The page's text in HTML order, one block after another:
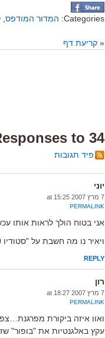
Categories: המדור המודפס
« קריעת דף
34 Responses to “הצוללת”
פיד תגובות
יוני
7 מרץ 2007 at 15:25
PERMALINK
אני בטוח הולך לראות אותו
ויאיר נו מה חשבת על "סטודיו 60"
REPLY
רון
7 מרץ 2007 at 18:27
PERMALINK
ואוו איזה ביקורת
עקץ באלגנטיות את "בופור"